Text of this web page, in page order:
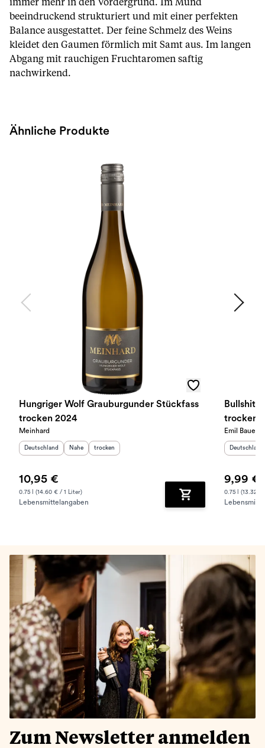
immer mehr in den Vordergrund. Im Mund
beeindruckend strukturiert und mit einer perfekten
Balance ausgestattet. Der feine Schmelz des Weins
kleidet den Gaumen förmlich mit Samt aus. Im langen
Abgang mit rauchigen Fruchtaromen saftig
nachwirkend.
Ähnliche Produkte
Hungriger Wolf Grauburgunder Stückfass
trocken 2024
Meinhard
Herkunftsland
Deutschland Herkunftsregion:
Nahe Geschmack
trocken
10,95 €
0.75 l (14.60 € / 1 Liter)
Lebensmittelangaben Zum Warenkorb
Bullshit!
trocken
Emil Bauer
Deutschland
9,99 €
0.75 l (13.32 €
Zum Newsletter anmelden